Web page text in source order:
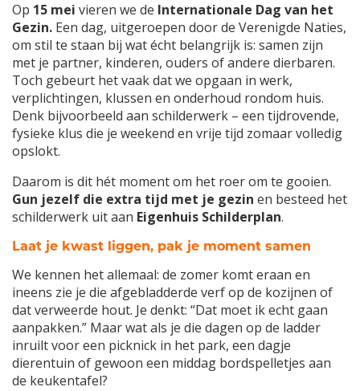
Op 15 mei vieren we de Internationale Dag van het
Gezin. Een dag, uitgeroepen door de Verenigde Naties,
om stil te staan bij wat écht belangrijk is: samen zijn
met je partner, kinderen, ouders of andere dierbaren.
Toch gebeurt het vaak dat we opgaan in werk,
verplichtingen, klussen en onderhoud rondom huis.
Denk bijvoorbeeld aan schilderwerk – een tijdrovende,
fysieke klus die je weekend en vrije tijd zomaar volledig
opslokt.
Daarom is dit hét moment om het roer om te gooien.
Gun jezelf die extra tijd met je gezin en besteed het
schilderwerk uit aan Eigenhuis Schilderplan.
Laat je kwast liggen, pak je moment samen
We kennen het allemaal: de zomer komt eraan en
ineens zie je die afgebladderde verf op de kozijnen of
dat verweerde hout. Je denkt: “Dat moet ik echt gaan
aanpakken.” Maar wat als je die dagen op de ladder
inruilt voor een picknick in het park, een dagje
dierentuin of gewoon een middag bordspelletjes aan
de keukentafel?